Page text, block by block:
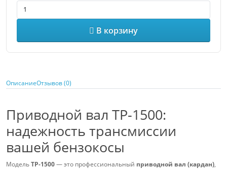
В корзину
ОписаниеОтзывов (0)
Приводной вал TP-1500:
надежность трансмиссии
вашей бензокосы
МодельTP-1500— это профессиональный приводной вал (кардан),